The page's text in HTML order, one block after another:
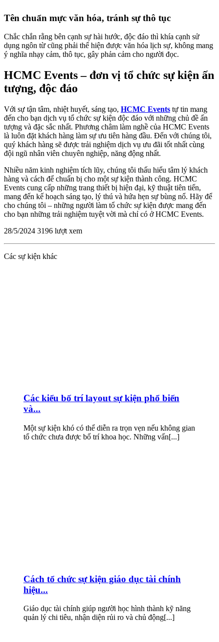
Tên chuẩn mực văn hóa, tránh sự thô tục
Chắc chắn rằng bên cạnh sự hài hước, độc đáo thì khía cạnh sử
dụng ngôn từ cũng phải thể hiện được văn hóa lịch sự, không mang
ý nghĩa nhạy cảm, thô tục, gây phản cảm cho người đọc.
HCMC Events – đơn vị tổ chức sự kiện ấn
tượng, độc đáo
Với sự tận tâm, nhiệt huyết, sáng tạo, HCMC Events tự tin mang
đến cho bạn dịch vụ tổ chức sự kiện độc đáo với những chủ đề ấn
tượng và đặc sắc nhất. Phương châm làm nghề của HCMC Events
là luôn đặt khách hàng làm sự ưu tiên hàng đầu. Đến với chúng tôi,
quý khách hàng sẽ được trải nghiệm dịch vụ ưu đãi tốt nhất cùng
đội ngũ nhân viên chuyên nghiệp, năng động nhất.
Nhiều năm kinh nghiệm tích lũy, chúng tôi thấu hiểu tâm lý khách
hàng và cách để chuẩn bị cho một sự kiện thành công. HCMC
Events cung cấp những trang thiết bị hiện đại, kỹ thuật tiên tiến,
mang đến kế hoạch sáng tạo, lý thú và hứa hẹn sự bùng nổ. Hãy để
cho chúng tôi – những người làm tổ chức sự kiện được mang đến
cho bạn những trải nghiệm tuyệt vời mà chỉ có ở HCMC Events.
28/5/2024 3196 lượt xem
Các sự kiện khác
Các kiểu bố trí layout sự kiện phổ biến
và...
Một sự kiện khó có thể diễn ra trọn vẹn nếu không gian
tổ chức chưa được bố trí khoa học. Những vấn[...]
Cách tổ chức sự kiện giáo dục tài chính
hiệu...
Giáo dục tài chính giúp người học hình thành kỹ năng
quản lý chi tiêu, nhận diện rủi ro và chủ động[...]